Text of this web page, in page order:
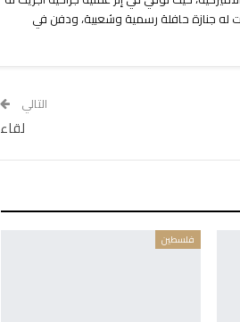
دمشق، حيث جرت له جنازة حافلة رسمية وشعبية، ودفن في
التالي
لقاء
فلسطين